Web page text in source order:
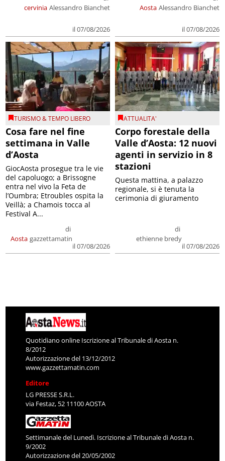
cervinia Alessandro Bianchet
il 07/08/2026
Aosta Alessandro Bianchet
il 07/08/2026
TURISMO & TEMPO LIBERO
Cosa fare nel fine
settimana in Valle
d’Aosta
Aosta
di
gazzettamatin
il 07/08/2026
GiocAosta prosegue tra le vie
del capoluogo; a Brissogne
entra nel vivo la Feta de
l’Oumbra; Etroubles ospita la
Veillà; a Chamois tocca al
Festival A...
ATTUALITA'
Corpo forestale della
Valle d’Aosta: 12 nuovi
agenti in servizio in 8
stazioni
di
ethienne bredy
il 07/08/2026
Questa mattina, a palazzo
regionale, si è tenuta la
cerimonia di giuramento
Quotidiano online Iscrizione al Tribunale di Aosta n.
8/2012
Autorizzazione del 13/12/2012
www.gazzettamatin.com
Editore
LG PRESSE S.R.L.
via Festaz, 52 11100 AOSTA
Settimanale del Lunedì. Iscrizione al Tribunale di Aosta n.
9/2002
Autorizzazione del 20/05/2002